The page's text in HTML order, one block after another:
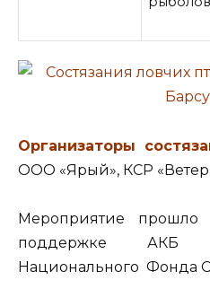
Организаторы
ООО «Ярый», КСР
Мероприятие
поддержке АКБ
Национального Фонда